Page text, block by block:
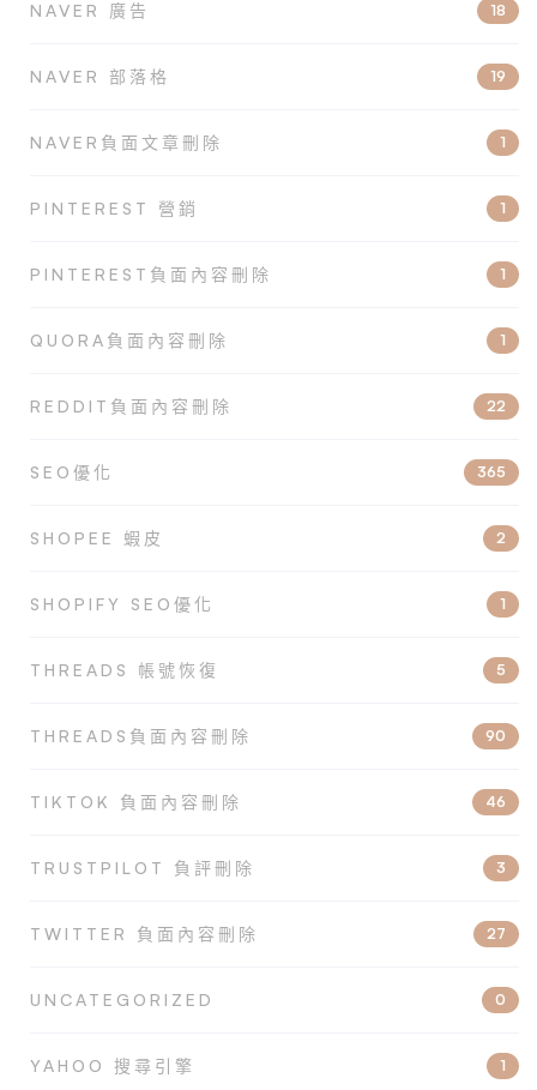
NAVER 廣告 18
NAVER 部落格 19
NAVER負面文章刪除 1
PINTEREST 營銷 1
PINTEREST負面內容刪除 1
QUORA負面內容刪除 1
REDDIT負面內容刪除 22
SEO優化 365
SHOPEE 蝦皮 2
SHOPIFY SEO優化 1
THREADS 帳號恢復 5
THREADS負面內容刪除 90
TIKTOK 負面內容刪除 46
TRUSTPILOT 負評刪除 3
TWITTER 負面內容刪除 27
UNCATEGORIZED 0
YAHOO 搜尋引擎 1